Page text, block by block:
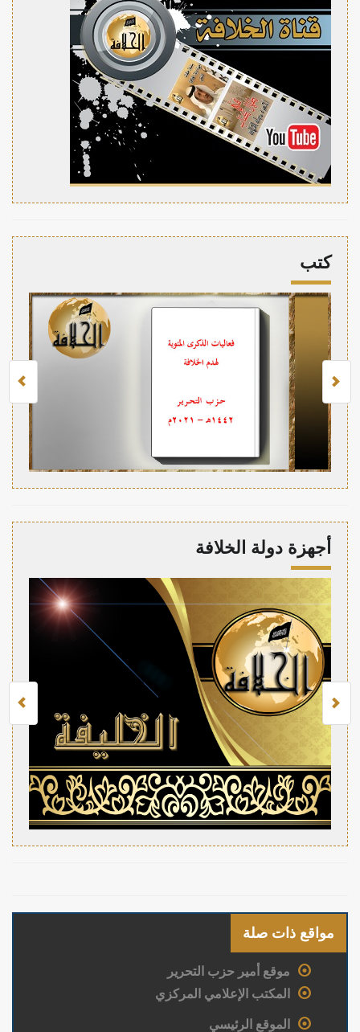
كتب
أجهزة دولة الخلافة
مواقع ذات صلة
موقع أمير حزب التحرير
المكتب الإعلامي المركزي
الموقع الرئيسي